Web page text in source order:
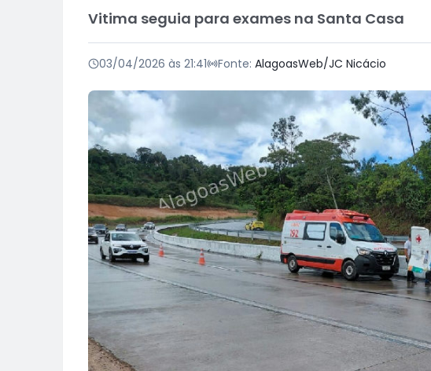
Vitima seguia para exames na Santa Casa
03/04/2026 às 21:41 Fonte: AlagoasWeb/JC Nicácio